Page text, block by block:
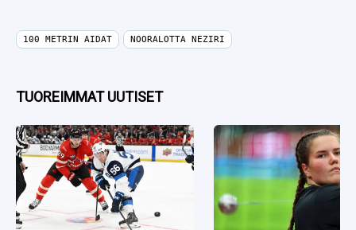
100 METRIN AIDAT NOORALOTTA NEZIRI
TUOREIMMAT UUTISET